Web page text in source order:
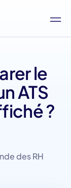
le
ATS
?
des RH